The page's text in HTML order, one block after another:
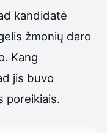
kandidatė
žmonių daro
Kang
jis buvo
poreikiais.